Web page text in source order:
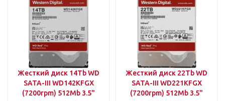
Жесткий диск 14Tb WD
SATA-III WD142KFGX
(7200rpm) 512Mb 3.5"
Жесткий диск 22Tb WD
SATA-III WD221KFGX
(7200rpm) 512Mb 3.5"